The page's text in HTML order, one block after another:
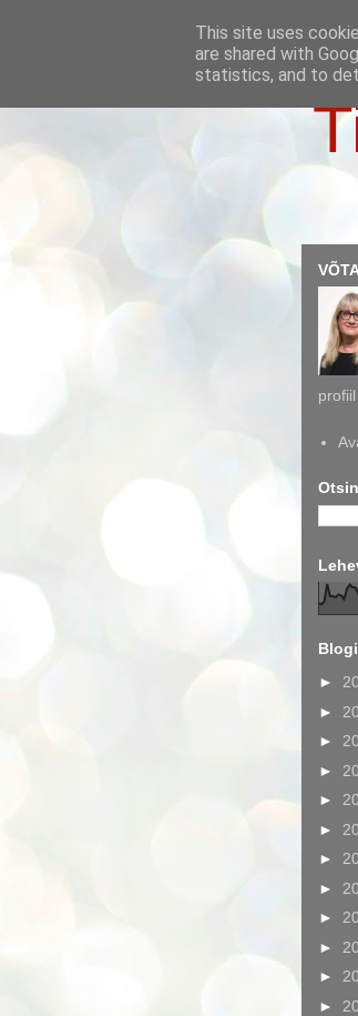
profiil
►
►
►
►
►
►
►
►
►
►
►
►
This site uses
are shared with
statistics, and to